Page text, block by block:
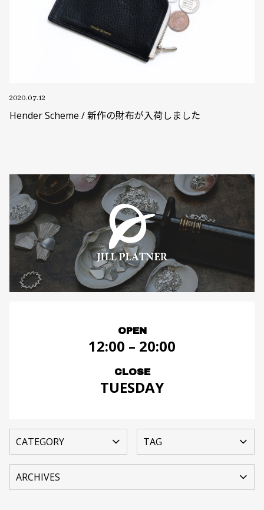
2020.07.12
Hender Scheme / 新作の財布が入荷しました
OPEN
12:00 – 20:00
CLOSE
TUESDAY